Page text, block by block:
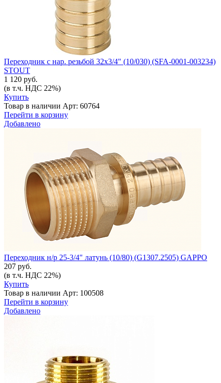
Переходник с нар. резьбой 32х3/4" (10/030) (SFA-0001-003234)
STOUT
1 120 руб.
(в т.ч. НДС 22%)
Купить
Товар в наличии Арт: 60764
Перейти в корзину
Добавлено
Переходник н/р 25-3/4" латунь (10/80) (G1307.2505) GAPPO
207 руб.
(в т.ч. НДС 22%)
Купить
Товар в наличии Арт: 100508
Перейти в корзину
Добавлено